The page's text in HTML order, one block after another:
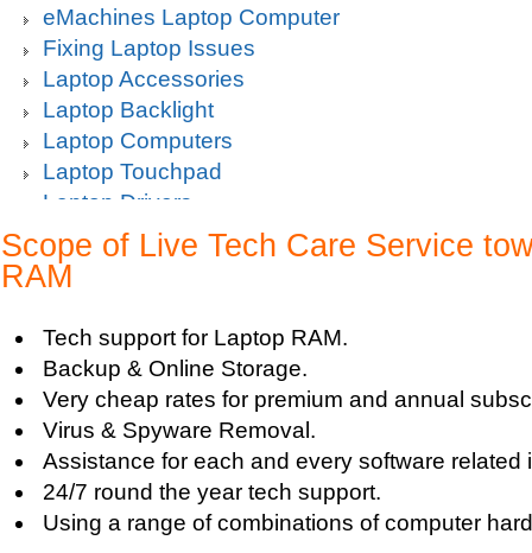
eMachines Laptop Computer
Fixing Laptop Issues
Laptop Accessories
Laptop Backlight
Laptop Computers
Laptop Touchpad
Laptop Drivers
Laptop Hard Drive
Laptop Keyboard
Laptop Maintenance
Laptop Memory
Laptop Memory RAM Upgrade
Laptop Notebook
Laptop Online
Laptop Problem
Laptop Protection
Laptop RAM
Laptop Screen Issues
Scope of Live Tech Care Service
RAM
Tech support for Laptop RAM.
Backup & Online Storage.
Very cheap rates for premium and annual
Virus & Spyware Removal.
Assistance for each and every software related
24/7 round the year tech support.
Using a range of combinations of computer